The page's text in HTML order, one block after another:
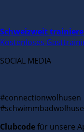
Schweizweit
Kostenloses
SOCIAL MEDIA
#connectionwolhusen
Clubcodefür unsere